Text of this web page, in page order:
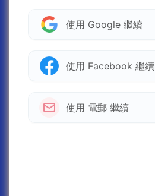
使用 Google 繼續
使用 Facebook 繼續
使用 電郵 繼續